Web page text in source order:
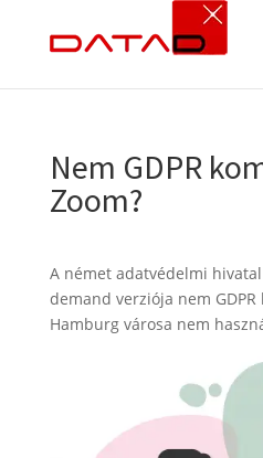
Nem GDPR
Zoom?
A német adatvédelmi
demand verziója nem
Hamburg városa nem